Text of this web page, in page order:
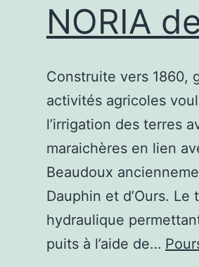
NORIA
Construite vers 1860,
activités agricoles
l’irrigation des terres
maraichères en lien
Beaudoux
Dauphin et d’Ours.
hydraulique permettant
puits à l’aide de…